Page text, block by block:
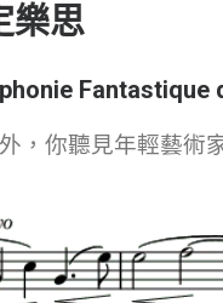
樂思
Fantastique
，你聽見年輕藝術